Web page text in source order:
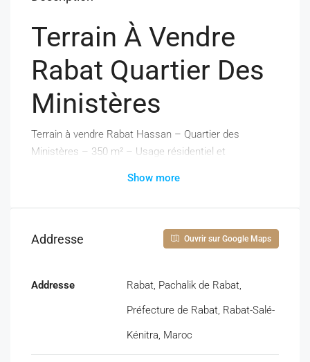
Terrain À Vendre
Rabat Quartier Des
Ministères
Terrain à vendre Rabat Hassan – Quartier des
Ministères – 350 m² – Usage résidentiel et
immédiate du Ministère de la Santé, du Ministère des
Finances et plusieurs administrations centrales.
Superficie : 350 m²
Autorisation : R1 avec 2 sous-sols
Bien actuellement bâti d’une ancienne villa à démolir
(ne convient pas à l’habitation).
Show more
Addresse Ouvrir sur Google Maps
Addresse
Rabat, Pachalik de Rabat,
Préfecture de Rabat, Rabat-Salé-
Kénitra, Maroc